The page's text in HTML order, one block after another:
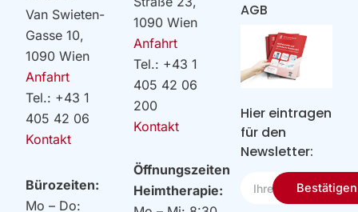
Van Swieten-
Gasse 10,
1090 Wien
Anfahrt
Tel.: +43 1
405 42 06
Kontakt
Bürozeiten:
Mo – Do:
1090 Wien
Anfahrt
Tel.: +43 1
405 42 06
200
Kontakt
Öffnungszeiten
Heimtherapie:
Hier eintragen
für den
Newsletter:
Email
Bestätigen
AGB